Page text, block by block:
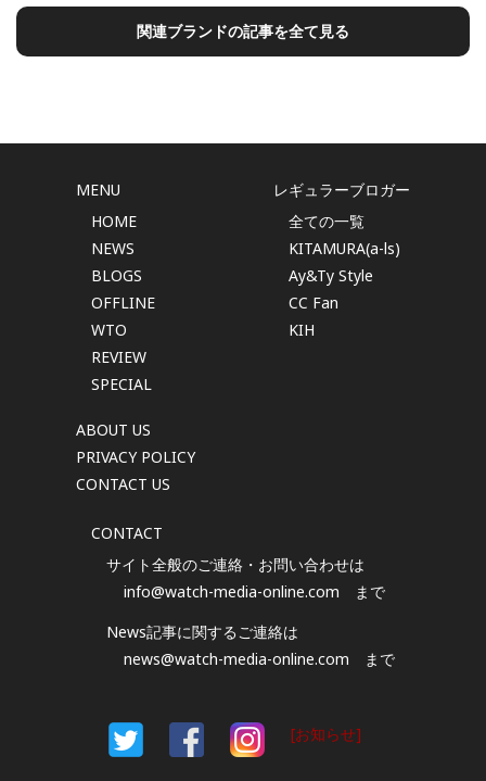
関連ブランドの記事を全て見る
MENU
HOME
NEWS
BLOGS
OFFLINE
WTO
REVIEW
SPECIAL
ABOUT US
PRIVACY POLICY
CONTACT US
レギュラーブロガー
全ての一覧
KITAMURA(a-ls)
Ay&Ty Style
CC Fan
KIH
CONTACT
サイト全般のご連絡・お問い合わせは
info@watch-media-online.com まで
News記事に関するご連絡は
news@watch-media-online.com まで
[お知らせ]